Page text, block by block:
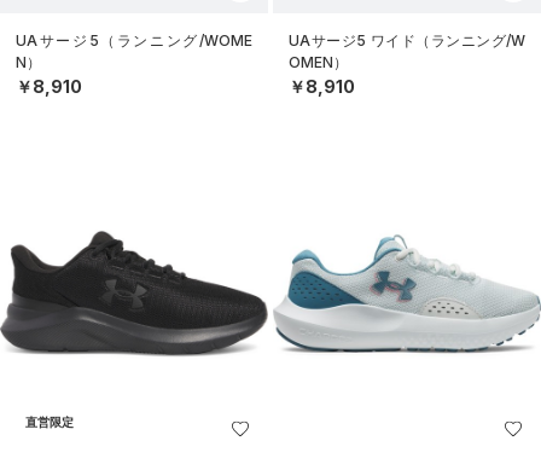
UAサージ5（ランニング/WOME
N）
￥8,910
UAサージ5 ワイド（ランニング/W
OMEN）
￥8,910
直営限定